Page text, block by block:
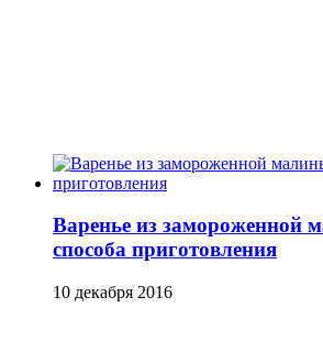
Варенье из замороженной
способа приготовления
10 декабря 2016